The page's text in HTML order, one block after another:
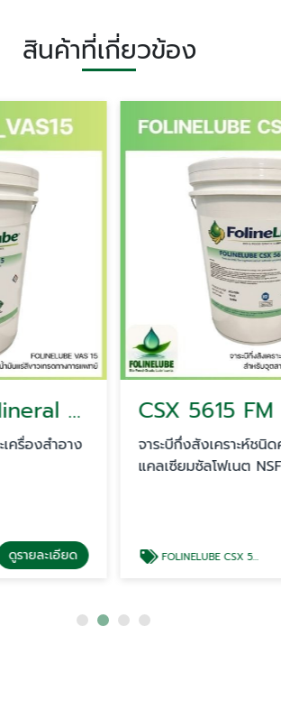
สินค้าที่เกี่ยวข้อง
VAS15 White Mineral Oil ''USP/EP''
ครื่องสำอาง
ดูรายละเอียด
CSX 5615 FM
จาระบีกึ่งสังเคราะห์ชนิ
แคลเซียมซัลโฟเนต
FOLINELUBE CSX 5615 FM